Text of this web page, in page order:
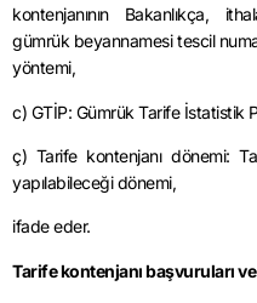
kontenjanının Bakanlıkça,
gümrük beyannamesi tescil
yöntemi,
c) GTİP: Gümrük Tarife İstatistik
ç) Tarife kontenjanı dönemi:
yapılabileceği dönemi,
ifadeeder.
Tarife kontenjanı başvuruları